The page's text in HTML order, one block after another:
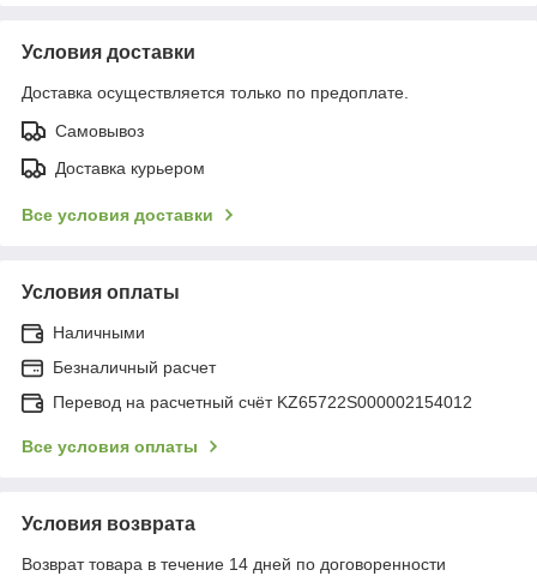
Условия доставки
Доставка осуществляется только по предоплате.
Самовывоз
Доставка курьером
Все условия доставки
Условия оплаты
Наличными
Безналичный расчет
Перевод на расчетный счёт KZ65722S000002154012
Все условия оплаты
Условия возврата
Возврат товара в течение 14 дней по договоренности